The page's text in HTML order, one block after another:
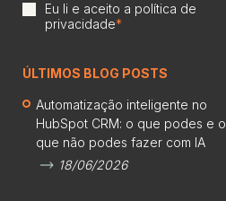
Eu li e aceito a política de
privacidade*
ÚLTIMOS BLOG POSTS
Automatização inteligente no
HubSpot CRM: o que podes e o
que não podes fazer com IA
18/06/2026